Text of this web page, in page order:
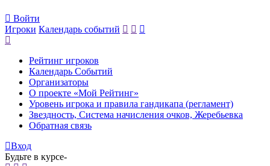
Войти
Игроки Календарь событий
Рейтинг игроков
Календарь Событий
Организаторы
О проекте «Мой Рейтинг»
Уровень игрока и правила гандикапа (регламент)
Звездность, Система начисления очков, Жеребьевка
Обратная связь
Вход
Будьте в курсе-